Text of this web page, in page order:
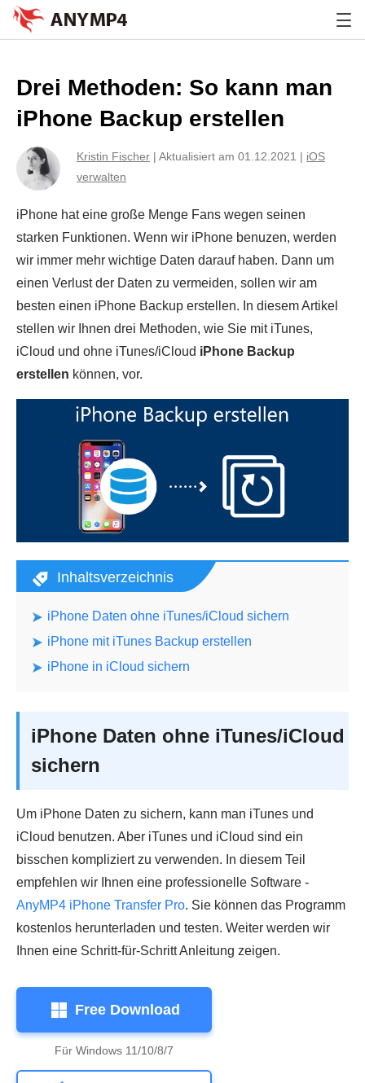
Drei Methoden: So kann man
iPhone Backup erstellen
Kristin Fischer | Aktualisiert am 01.12.2021 | iOS
verwalten
iPhone hat eine große Menge Fans wegen seinen
starken Funktionen. Wenn wir iPhone benuzen, werden
wir immer mehr wichtige Daten darauf haben. Dann um
einen Verlust der Daten zu vermeiden, sollen wir am
besten einen iPhone Backup erstellen. In diesem Artikel
stellen wir Ihnen drei Methoden, wie Sie mit iTunes,
iCloud und ohne iTunes/iCloud iPhone Backup
erstellen können, vor.
Inhaltsverzeichnis
iPhone Daten ohne iTunes/iCloud sichern
iPhone mit iTunes Backup erstellen
iPhone in iCloud sichern
iPhone Daten ohne iTunes/iCloud
sichern
Um iPhone Daten zu sichern, kann man iTunes und
iCloud benutzen. Aber iTunes und iCloud sind ein
bisschen kompliziert zu verwenden. In diesem Teil
empfehlen wir Ihnen eine professionelle Software -
AnyMP4 iPhone Transfer Pro. Sie können das Programm
kostenlos herunterladen und testen. Weiter werden wir
Ihnen eine Schritt-für-Schritt Anleitung zeigen.
Free Download
Für Windows 11/10/8/7